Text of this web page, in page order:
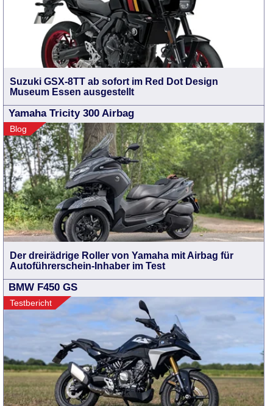
Suzuki GSX-8TT ab sofort im Red Dot Design
Museum Essen ausgestellt
Yamaha Tricity 300 Airbag
Blog
Der dreirädrige Roller von Yamaha mit Airbag für
Autoführerschein-Inhaber im Test
BMW F450 GS
Testbericht